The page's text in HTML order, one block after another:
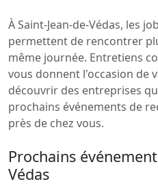
À Saint-Jean-de-Védas, les
permettent de rencontrer
même journée. Entretiens
vous donnent l'occasion de
découvrir des entreprises
prochains événements de
près de chez vous.
Prochains
Védas